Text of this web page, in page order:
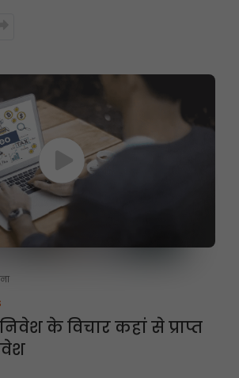
है। अधिक जानने के लिए वीडियो देखें।
के विचार कहां से प्राप्त